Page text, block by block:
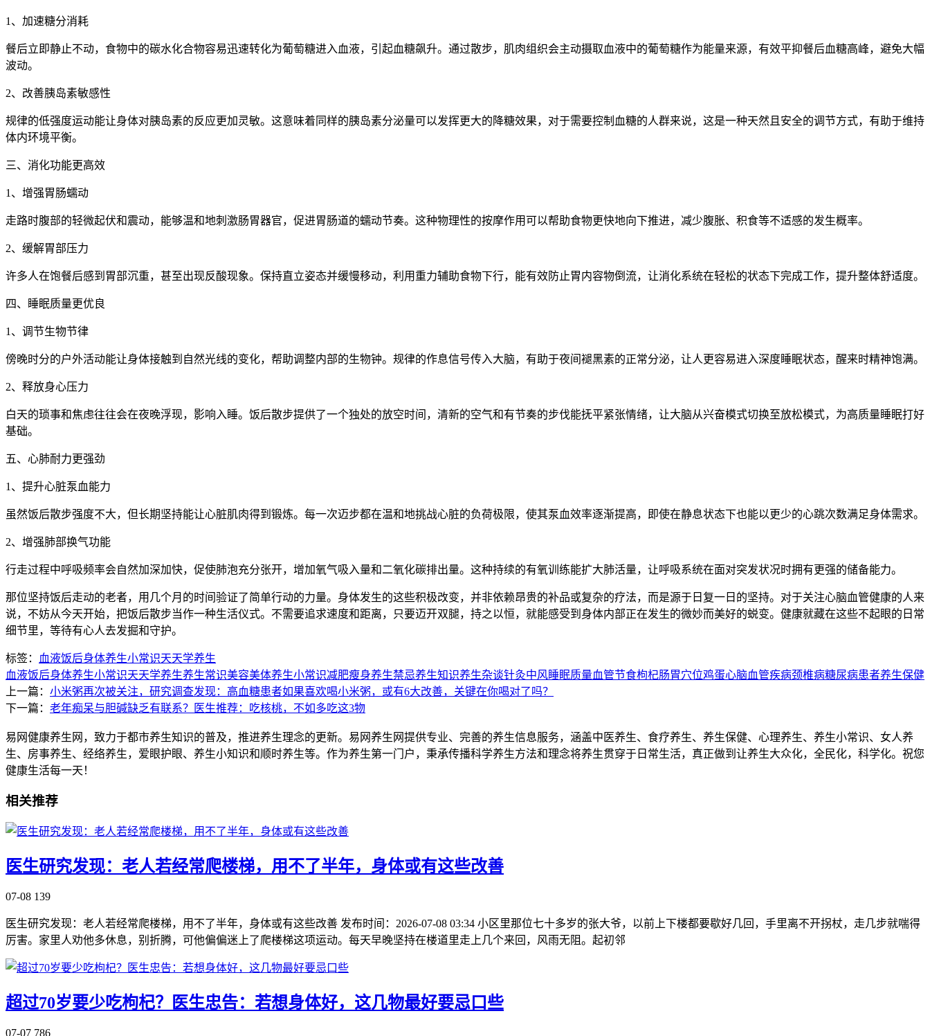
1、加速糖分消耗
餐后立即静止不动，食物中的碳水化合物容易迅速转化为葡萄糖进入血液，引起血糖飙升。通过散步，肌肉组织会主动摄取血液中的葡萄糖作为能量来源，有效平抑餐后血糖高峰，避免大幅
波动。
2、改善胰岛素敏感性
规律的低强度运动能让身体对胰岛素的反应更加灵敏。这意味着同样的胰岛素分泌量可以发挥更大的降糖效果，对于需要控制血糖的人群来说，这是一种天然且安全的调节方式，有助于维持
体内环境平衡。
三、消化功能更高效
1、增强胃肠蠕动
走路时腹部的轻微起伏和震动，能够温和地刺激肠胃器官，促进胃肠道的蠕动节奏。这种物理性的按摩作用可以帮助食物更快地向下推进，减少腹胀、积食等不适感的发生概率。
2、缓解胃部压力
许多人在饱餐后感到胃部沉重，甚至出现反酸现象。保持直立姿态并缓慢移动，利用重力辅助食物下行，能有效防止胃内容物倒流，让消化系统在轻松的状态下完成工作，提升整体舒适度。
四、睡眠质量更优良
1、调节生物节律
傍晚时分的户外活动能让身体接触到自然光线的变化，帮助调整内部的生物钟。规律的作息信号传入大脑，有助于夜间褪黑素的正常分泌，让人更容易进入深度睡眠状态，醒来时精神饱满。
2、释放身心压力
白天的琐事和焦虑往往会在夜晚浮现，影响入睡。饭后散步提供了一个独处的放空时间，清新的空气和有节奏的步伐能抚平紧张情绪，让大脑从兴奋模式切换至放松模式，为高质量睡眠打好
基础。
五、心肺耐力更强劲
1、提升心脏泵血能力
虽然饭后散步强度不大，但长期坚持能让心脏肌肉得到锻炼。每一次迈步都在温和地挑战心脏的负荷极限，使其泵血效率逐渐提高，即使在静息状态下也能以更少的心跳次数满足身体需求。
2、增强肺部换气功能
行走过程中呼吸频率会自然加深加快，促使肺泡充分张开，增加氧气吸入量和二氧化碳排出量。这种持续的有氧训练能扩大肺活量，让呼吸系统在面对突发状况时拥有更强的储备能力。
那位坚持饭后走动的老者，用几个月的时间验证了简单行动的力量。身体发生的这些积极改变，并非依赖昂贵的补品或复杂的疗法，而是源于日复一日的坚持。对于关注心脑血管健康的人来
说，不妨从今天开始，把饭后散步当作一种生活仪式。不需要追求速度和距离，只要迈开双腿，持之以恒，就能感受到身体内部正在发生的微妙而美好的蜕变。健康就藏在这些不起眼的日常
细节里，等待有心人去发掘和守护。
标签： 血液饭后身体养生小常识天天学养生
血液饭后身体养生小常识天天学养生养生常识美容美体养生小常识减肥瘦身养生禁忌养生知识养生杂谈针灸中风睡眠质量血管节食枸杞肠胃穴位鸡蛋心脑血管疾病颈椎病糖尿病患者养生保健
上一篇： 小米粥再次被关注，研究调查发现：高血糖患者如果喜欢喝小米粥，或有6大改善，关键在你喝对了吗？
下一篇： 老年痴呆与胆碱缺乏有联系？医生推荐：吃核桃，不如多吃这3物
易网健康养生网，致力于都市养生知识的普及，推进养生理念的更新。易网养生网提供专业、完善的养生信息服务，涵盖中医养生、食疗养生、养生保健、心理养生、养生小常识、女人养
生、房事养生、经络养生，爱眼护眼、养生小知识和顺时养生等。作为养生第一门户，秉承传播科学养生方法和理念将养生贯穿于日常生活，真正做到让养生大众化，全民化，科学化。祝您
健康生活每一天！
相关推荐
医生研究发现：老人若经常爬楼梯，用不了半年，身体或有这些改善
07-08 139
医生研究发现：老人若经常爬楼梯，用不了半年，身体或有这些改善 发布时间：2026-07-08 03:34 小区里那位七十多岁的张大爷，以前上下楼都要歇好几回，手里离不开拐杖，走几步就喘得
厉害。家里人劝他多休息，别折腾，可他偏偏迷上了爬楼梯这项运动。每天早晚坚持在楼道里走上几个来回，风雨无阻。起初邻
超过70岁要少吃枸杞？医生忠告：若想身体好，这几物最好要忌口些
07-07 786